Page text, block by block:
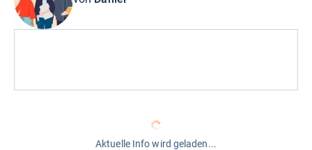
Aktuelle Info wird geladen...